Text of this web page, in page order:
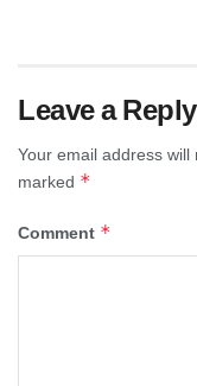
Leave a Reply
Your email address
marked *
Comment *